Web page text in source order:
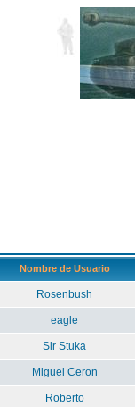
Nombre de Usuario
Rosenbush
eagle
Sir Stuka
Miguel Ceron
Roberto